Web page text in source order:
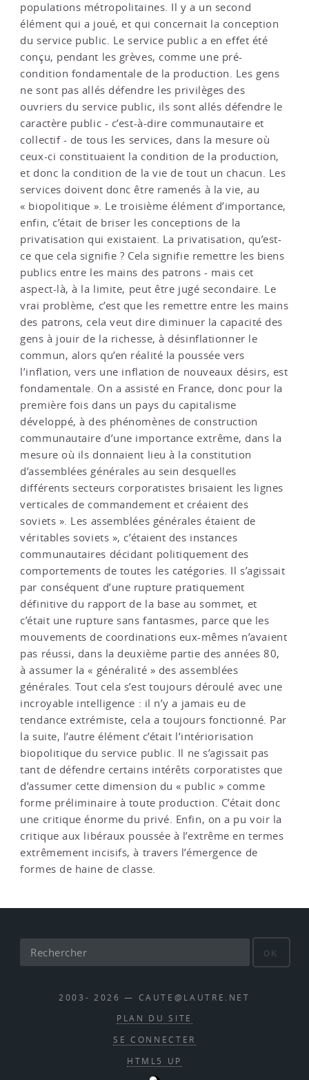
populations métropolitaines. Il y a un second
élément qui a joué, et qui concernait la conception
du service public. Le service public a en effet été
conçu, pendant les grèves, comme une pré-
condition fondamentale de la production. Les gens
ne sont pas allés défendre les privilèges des
ouvriers du service public, ils sont allés défendre le
caractère public - c’est-à-dire communautaire et
collectif - de tous les services, dans la mesure où
ceux-ci constituaient la condition de la production,
et donc la condition de la vie de tout un chacun. Les
services doivent donc être ramenés à la vie, au
« biopolitique ». Le troisième élément d’importance,
enfin, c’était de briser les conceptions de la
privatisation qui existaient. La privatisation, qu’est-
ce que cela signifie ? Cela signifie remettre les biens
publics entre les mains des patrons - mais cet
aspect-là, à la limite, peut être jugé secondaire. Le
vrai problème, c’est que les remettre entre les mains
des patrons, cela veut dire diminuer la capacité des
gens à jouir de la richesse, à désinflationner le
commun, alors qu’en réalité la poussée vers
l’inflation, vers une inflation de nouveaux désirs, est
fondamentale. On a assisté en France, donc pour la
première fois dans un pays du capitalisme
développé, à des phénomènes de construction
communautaire d’une importance extrême, dans la
mesure où ils donnaient lieu à la constitution
d’assemblées générales au sein desquelles
différents secteurs corporatistes brisaient les lignes
verticales de commandement et créaient des
soviets ». Les assemblées générales étaient de
véritables soviets », c’étaient des instances
communautaires décidant politiquement des
comportements de toutes les catégories. Il s’agissait
par conséquent d’une rupture pratiquement
définitive du rapport de la base au sommet, et
c’était une rupture sans fantasmes, parce que les
mouvements de coordinations eux-mêmes n’avaient
pas réussi, dans la deuxième partie des années 80,
à assumer la « généralité » des assemblées
générales. Tout cela s’est toujours déroulé avec une
incroyable intelligence : il n’y a jamais eu de
tendance extrémiste, cela a toujours fonctionné. Par
la suite, l’autre élément c’était l’intériorisation
biopolitique du service public. Il ne s’agissait pas
tant de défendre certains intérêts corporatistes que
d’assumer cette dimension du « public » comme
forme préliminaire à toute production. C’était donc
une critique énorme du privé. Enfin, on a pu voir la
critique aux libéraux poussée à l’extrême en termes
extrêmement incisifs, à travers l’émergence de
formes de haine de classe.
OK
2003- 2026 — CAUTE@LAUTRE.NET
PLAN DU SITE
SE CONNECTER
HTML5 UP